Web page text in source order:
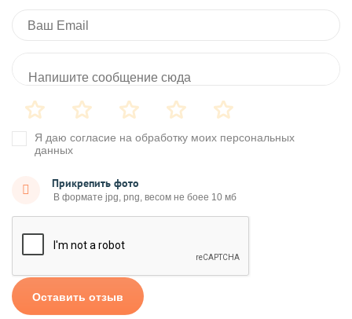
Я даю согласие на обработку моих персональных
данных
Прикрепить фото
Оставить отзыв